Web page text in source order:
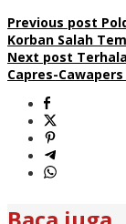
Previous post
Korban Salah
Next post
Capres-Cawapers